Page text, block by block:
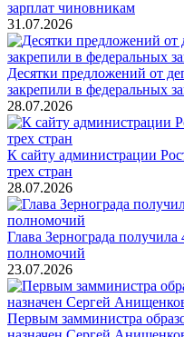
зарплат чиновникам
31.07.2026
Десятки предложений от
закрепили в федеральных
28.07.2026
К сайту администрации
трех стран
28.07.2026
Глава Зернограда
полномочий
23.07.2026
Первым замминистра